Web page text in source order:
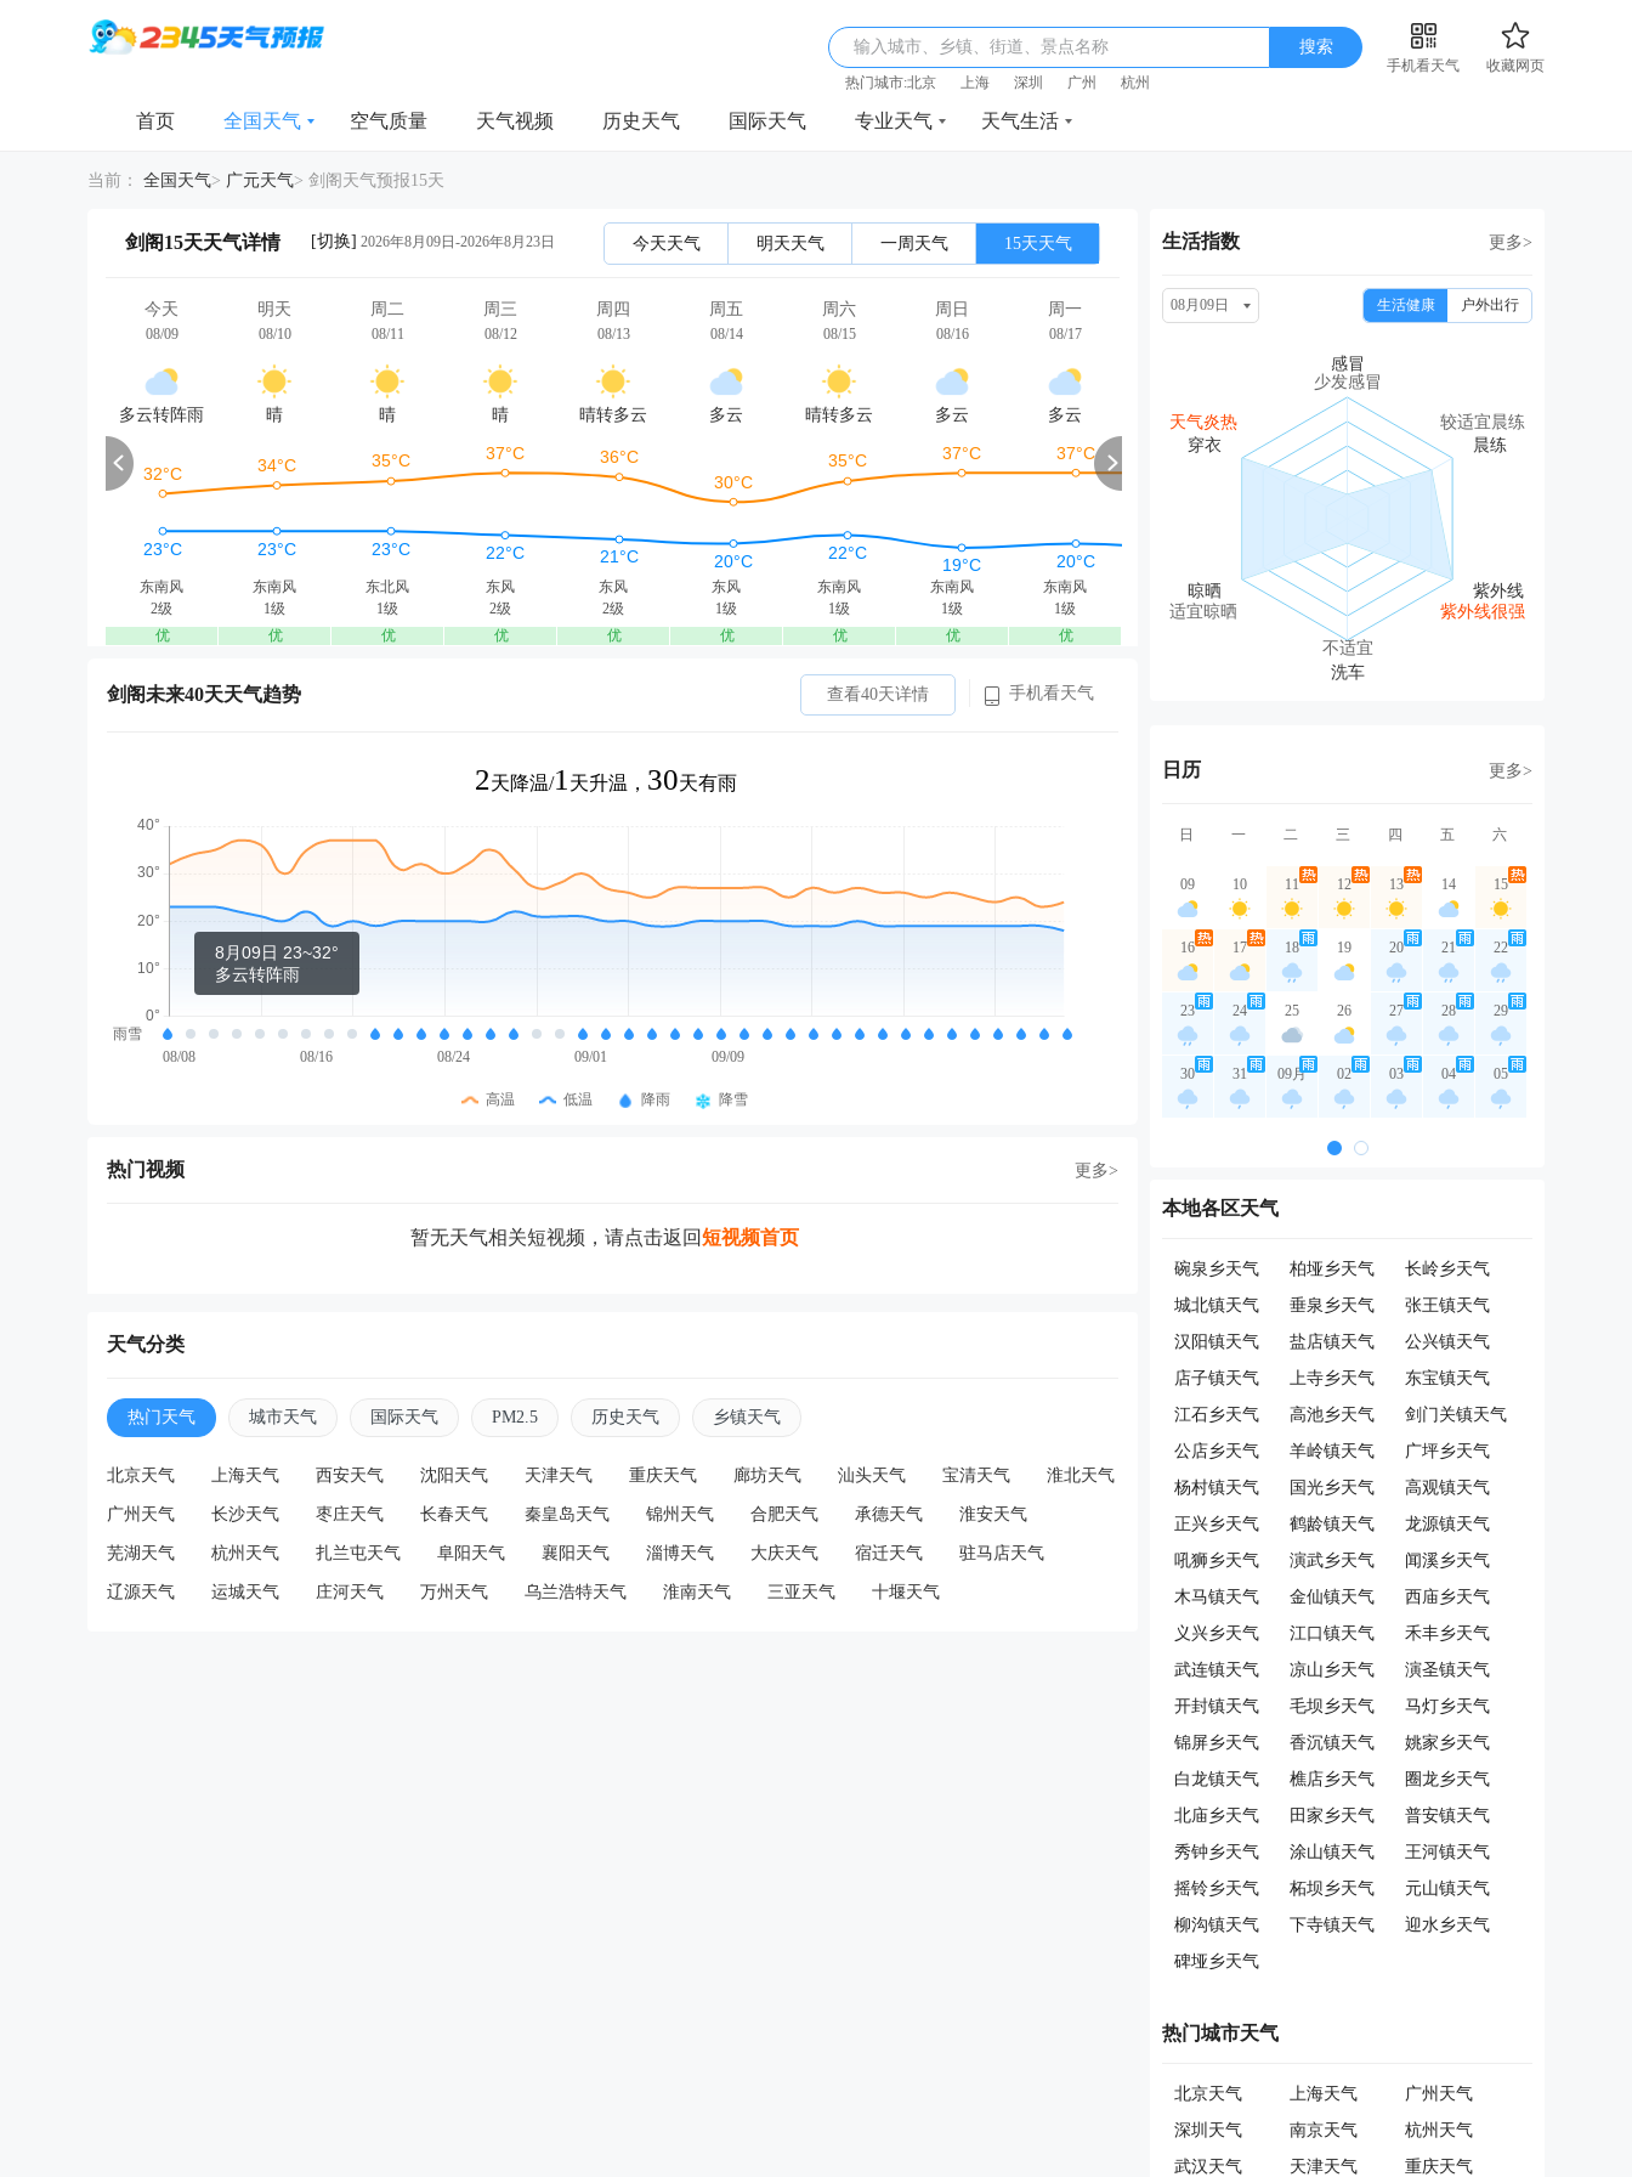
输入城市、乡镇、街道、景点名称 搜索
手机看天气
收藏网页
热门城市:北京 上海 深圳 广州 杭州
首页 全国天气 空气质量 天气视频 历史天气 国际天气 专业天气 天气生活
当前： 全国天气> 广元天气> 剑阁天气预报15天
剑阁15天天气详情 [切换] 2026年8月09日-2026年8月23日 今天天气 明天天气 一周天气 15天天气
今天
08/09
多云转阵雨
东南风
2级
优
明天
08/10
晴
东南风
1级
优
周二
08/11
晴
东北风
1级
优
周三
08/12
晴
东风
2级
优
周四
08/13
晴转多云
东风
2级
优
周五
08/14
多云
东风
1级
优
周六
08/15
晴转多云
东南风
1级
优
周日
08/16
多云
东南风
1级
优
周一
08/17
多云
东南风
1级
优
周二
中雨
东风
2级
多云转中雨
东风
1级
周四
中雨
东南风
1级
周五
中雨
东南风
1级
剑阁未来40天天气趋势 查看40天详情 手机看天气
2天降温/1 天升温， 30天有雨
8月09日 23~32°
多云转阵雨
雨雪
08/08
08/16 08/24 09/01 09/09
高温 低温 降雨 降雪
热门视频 更多>
暂无天气相关短视频，请点击返回短视频首页
天气分类
热门天气 城市天气 国际天气 PM2.5 历史天气 乡镇天气
北京天气 上海天气 西安天气 沈阳天气 天津天气 重庆天气 廊坊天气 汕头天气 宝清天气 淮北天气
广州天气 长沙天气 枣庄天气 长春天气 秦皇岛天气 锦州天气 合肥天气 承德天气 淮安天气
芜湖天气 杭州天气 扎兰屯天气 阜阳天气 襄阳天气 淄博天气 大庆天气 宿迁天气 驻马店天气
辽源天气 运城天气 庄河天气 万州天气 乌兰浩特天气 淮南天气 三亚天气 十堰天气
生活指数 更多>
08月09日 生活健康 户外出行
少发感冒
天气炎热
适宜晾晒
不适宜
紫外线很强
较适宜晨练
日历 更多>
日 一 二 三 四 五 六
09 10 11 12 13 14 15
16 17 18 19 20 21 22
23 24 25 26 27 28 29
30 31 09月 02 03 04 05
本地各区天气
碗泉乡天气 柏垭乡天气
长岭乡天气
城北镇天气
垂泉乡天气
张王镇天气
汉阳镇天气
盐店镇天气
公兴镇天气
店子镇天气
上寺乡天气
东宝镇天气
江石乡天气
高池乡天气
剑门关镇天气
公店乡天气
羊岭镇天气
广坪乡天气
杨村镇天气
国光乡天气
高观镇天气
正兴乡天气
鹤龄镇天气
龙源镇天气
吼狮乡天气
演武乡天气
闻溪乡天气
木马镇天气
金仙镇天气
西庙乡天气
义兴乡天气
江口镇天气
禾丰乡天气
武连镇天气
凉山乡天气
演圣镇天气
开封镇天气
毛坝乡天气
马灯乡天气
锦屏乡天气
香沉镇天气
姚家乡天气
白龙镇天气
樵店乡天气
圈龙乡天气
北庙乡天气
田家乡天气
普安镇天气
秀钟乡天气
涂山镇天气
王河镇天气
摇铃乡天气
柘坝乡天气
元山镇天气
柳沟镇天气
下寺镇天气
迎水乡天气
碑垭乡天气
热门城市天气
北京天气 上海天气
广州天气
深圳天气
南京天气
杭州天气
武汉天气
天津天气 重庆天气